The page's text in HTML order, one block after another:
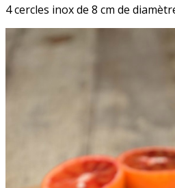
4 cercles inox de 8 cm de